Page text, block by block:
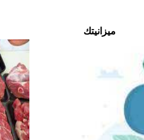
ميزانيتك